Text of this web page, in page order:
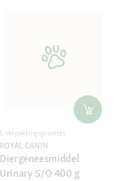
5 Verpakkingsgroottes
ROYAL CANIN
Diergeneesmiddel
Urinary S/O 400 g